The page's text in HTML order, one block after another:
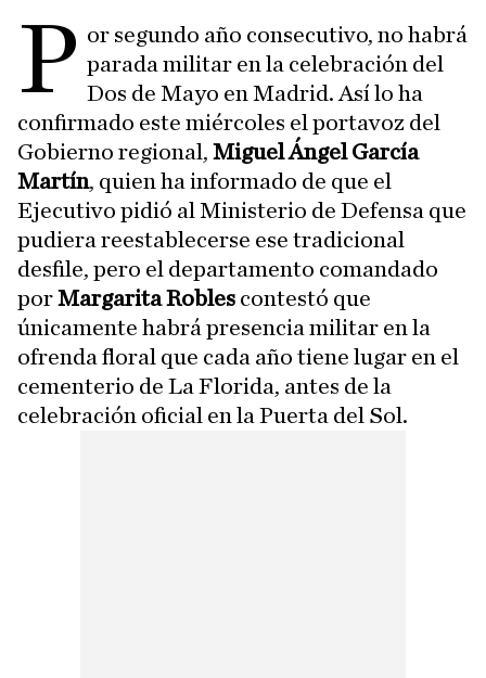
P or segundo año consecutivo, no habrá
parada militar en la celebración del
Dos de Mayo en Madrid. Así lo ha
confirmado este miércoles el portavoz del
Gobierno regional, Miguel Ángel García
Martín, quien ha informado de que el
Ejecutivo pidió al Ministerio de Defensa que
pudiera reestablecerse ese tradicional
desfile, pero el departamento comandado
porMargarita Robles contestó que
únicamente habrá presencia militar en la
ofrenda floral que cada año tiene lugar en el
cementerio de La Florida, antes de la
celebración oficial en la Puerta del Sol.